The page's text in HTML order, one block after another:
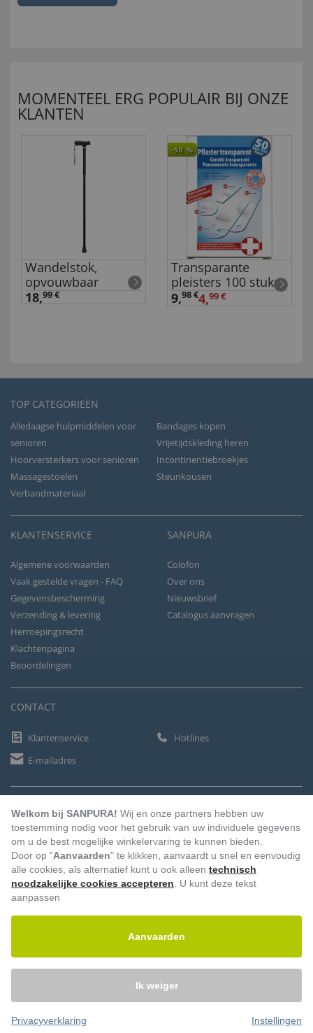
MOMENTEEL ERG POPULAIR BIJ ONZE
KLANTEN
Wandelstok,
opvouwbaar
18,99 €
-50 %
Transparante
pleisters 100 stuks
9,98 €4,99 €
TOP CATEGORIEËN
Alledaagse hulpmiddelen voor
senioren
Bandages kopen
Vrijetijdskleding heren
Hoorversterkers voor senioren
Incontinentiebroekjes
Massagestoelen
Steunkousen
Verbandmateriaal
KLANTENSERVICE
Algemene voorwaarden
Vaak gestelde vragen - FAQ
Gegevensbescherming
Verzending & levering
Herroepingsrecht
Klachtenpagina
Beoordelingen
SANPURA
Colofon
Over ons
Nieuwsbrief
Catalogus aanvragen
CONTACT
Klantenservice
Hotlines
E-mailadres
Vooruitbetaling Factuur Automatische afschrijving
© 2026 – Sanpura. Alle rechten voorbehouden.
Welkom bij SANPURA! Wij en onze partners hebben uw
toestemming nodig voor het gebruik van uw individuele gegevens
om u de best mogelijke winkelervaring te kunnen bieden.
Door op "Aanvaarden" te klikken, aanvaardt u snel en eenvoudig
alle cookies, als alternatief kunt u ook alleen technisch
noodzakelijke cookies accepteren . U kunt deze tekst
aanpassen
Aanvaarden
Ik weiger
Privacyverklaring Instellingen